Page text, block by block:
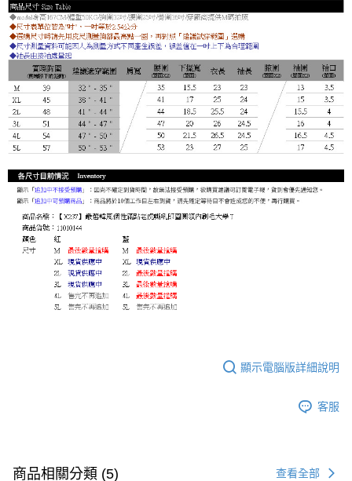
顯示電腦版詳細說明
客服
商品相關分類 (5) 查看全部